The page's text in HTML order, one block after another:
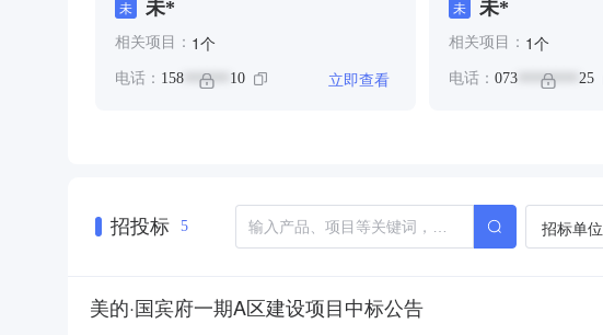
未 未*
相关项目： 1个
电话： 158 ****** 10 立即查看
未 未*
相关项目： 1个
电话： 073******** 25
招投标 5 招标单位
美的·国宾府一期A区建设项目中标公告